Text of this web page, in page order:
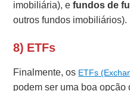
imobiliária), efundos de
outros fundos imobiliários).
8) ETFs
Finalmente, os ETFs
podem ser uma boa